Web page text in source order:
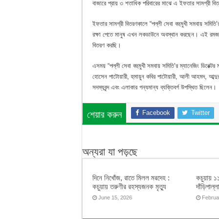
বাজারে প্রায় ৩ শতাধিক পরিবারের মাঝে এ ইফতার সামগ্রী
ইফতার সামগ্রী বিতরণকালে “পল্লী সেবা বহুমুখী সমবায়
রক্ষা পেতে মানুষ এখন লকডাউনে অবস্থান করছেন। এই
বিতরণ করছি।
এসময় “পল্লী সেবা বহুমুখী সমবায় সমিতি’র ম্যানেজিং
হোসেন পাটোয়ারী, হুমায়ুন কবির পাটোয়ারী, আলী আহমদ,
সদস্যবৃন্দ এবং এলাকার গন্যমান্য ব্যক্তিবর্গ উপস্থিত ছিলেন।
শেয়ার করুন Facebook Twitter
অন্যরা যা পড়ছে
দিনে নিখোঁজ, রাতে মিলল মরদেহ :
কচুয়ায় তরুণীর রহস্যজনক মৃত্যু
June 15, 2026
কচুয়ায়